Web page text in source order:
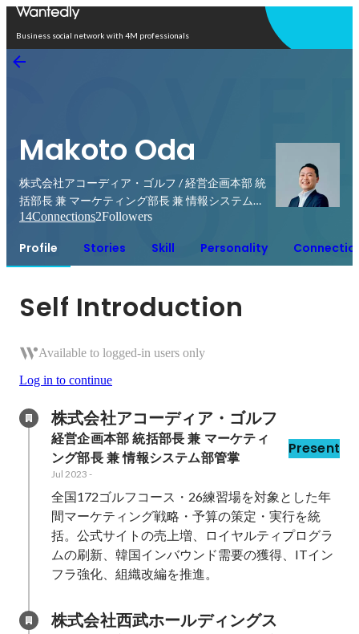
Business social network with 4M professionals
Makoto Oda
株式会社アコーディア・ゴルフ / 経営企画本部 統
括部長 兼 マーケティング部長 兼 情報システム部
管掌
14Connections2Followers
Profile Stories Skill Personality
Self Introduction
Available to logged-in users only
Log in to continue
株式会社アコーディア・ゴルフ
経営企画本部 統括部長 兼 マーケティ
ング部長 兼 情報システム部管掌
Present
Jul 2023 -
全国172ゴルフコース・26練習場を対象とした年
間マーケティング戦略・予算の策定・実行を統
括。公式サイトの売上増、ロイヤルティプログラ
ムの刷新、韓国インバウンド需要の獲得、ITイン
フラ強化、組織改編を推進。
株式会社西武ホールディングス